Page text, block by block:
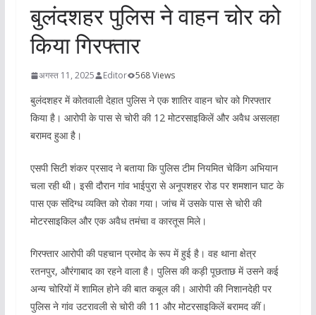
बुलंदशहर पुलिस ने वाहन चोर को
किया गिरफ्तार
अगस्त 11, 2025 Editor 568 Views
बुलंदशहर में कोतवाली देहात पुलिस ने एक शातिर वाहन चोर को गिरफ्तार
किया है। आरोपी के पास से चोरी की 12 मोटरसाइकिलें और अवैध असलहा
बरामद हुआ है।
एसपी सिटी शंकर प्रसाद ने बताया कि पुलिस टीम नियमित चेकिंग अभियान
चला रही थी। इसी दौरान गांव भाईपुरा से अनूपशहर रोड पर शमशान घाट के
पास एक संदिग्ध व्यक्ति को रोका गया। जांच में उसके पास से चोरी की
मोटरसाइकिल और एक अवैध तमंचा व कारतूस मिले।
गिरफ्तार आरोपी की पहचान प्रमोद के रूप में हुई है। वह थाना क्षेत्र
रतनपुर, औरंगाबाद का रहने वाला है। पुलिस की कड़ी पूछताछ में उसने कई
अन्य चोरियों में शामिल होने की बात कबूल की। आरोपी की निशानदेही पर
पुलिस ने गांव उटरावली से चोरी की 11 और मोटरसाइकिलें बरामद कीं।